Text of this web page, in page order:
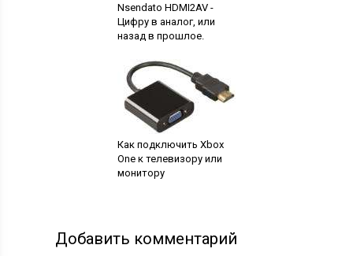
Nsendato HDMI2AV -
Цифру в аналог, или
назад в прошлое.
Как подключить Xbox
One к телевизору или
монитору
Добавить комментарий